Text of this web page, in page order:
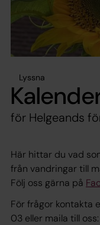
Lyssna
för Helgeands
Här hittar du vad
från vandringar till
Följ oss gärna på
För frågor kontakta
03 eller maila till oss: